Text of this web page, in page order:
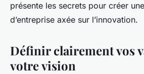
présente les secrets pour créer
d’entreprise axée sur l’innovation.
Définir clairement vos
votre vision